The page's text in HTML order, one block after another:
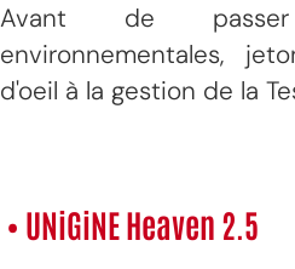
Avant de
environnementales,
d'oeil à la gestion de la
• UNiGiNE Heaven 2.5